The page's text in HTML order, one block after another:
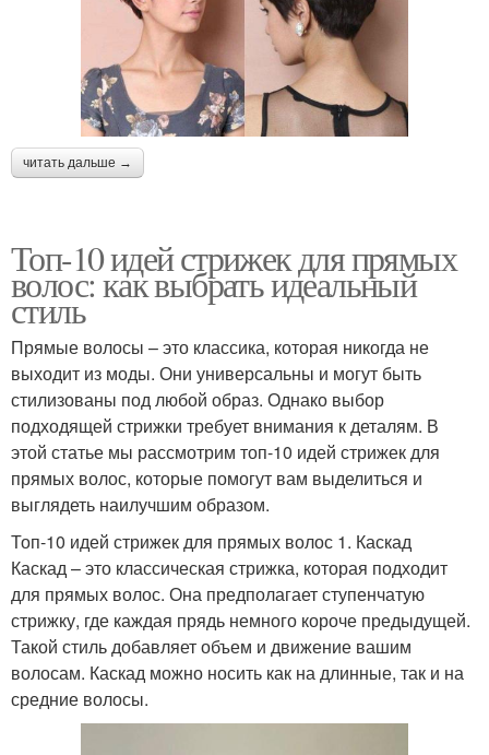
читать дальше →
Топ-10 идей стрижек для прямых
волос: как выбрать идеальный
стиль
Прямые волосы – это классика, которая никогда не
выходит из моды. Они универсальны и могут быть
стилизованы под любой образ. Однако выбор
подходящей стрижки требует внимания к деталям. В
этой статье мы рассмотрим топ-10 идей стрижек для
прямых волос, которые помогут вам выделиться и
выглядеть наилучшим образом.
Топ-10 идей стрижек для прямых волос 1. Каскад
Каскад – это классическая стрижка, которая подходит
для прямых волос. Она предполагает ступенчатую
стрижку, где каждая прядь немного короче предыдущей.
Такой стиль добавляет объем и движение вашим
волосам. Каскад можно носить как на длинные, так и на
средние волосы.